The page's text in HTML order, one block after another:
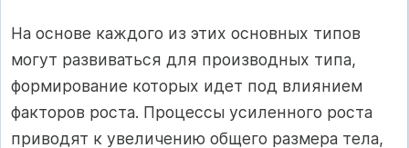
На основе каждого из этих основных типов
могут развиваться для производных типа,
формирование которых идет под влиянием
факторов роста. Процессы усиленного роста
приводят к увеличению общего размера тела,